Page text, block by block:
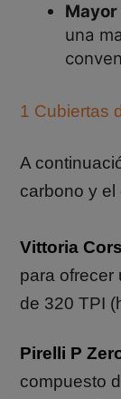
una
1 Cubiertas
A
carbono y el
Vittoria
para ofrecer
de 320 TPI
Pirelli P
compuesto